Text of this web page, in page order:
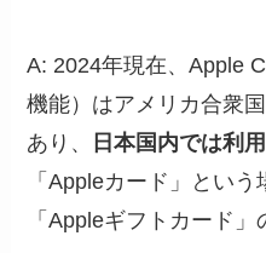
A: 2024年現在、Apple
機能）はアメリカ合衆
あり、
日本国内では利
「Appleカード」とい
「Appleギフトカード」